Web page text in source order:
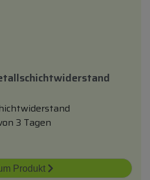
3 Tagen
Produkt